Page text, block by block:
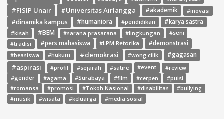
#FISIP Unair #Universitas Airlangga #akademik #inovasi
#dinamika kampus #humaniora #pendidikan
#karya sastra
#kisah
#BEM #sarana prasarana #lingkungan #seni
#tradisi #pers mahasiswa #LPM Retorika #demonstrasi
#beasiswa #hukum #demokrasi #wong cilik #gagasan
#aspirasi #profil #sejarah #satire #event
#review
#gender
#agama #Surabaya #film #cerpen
#puisi
#romansa
#promosi #Tokoh Nasional #disabilitas
#bullying
#musik
#wisata #keluarga #media sosial